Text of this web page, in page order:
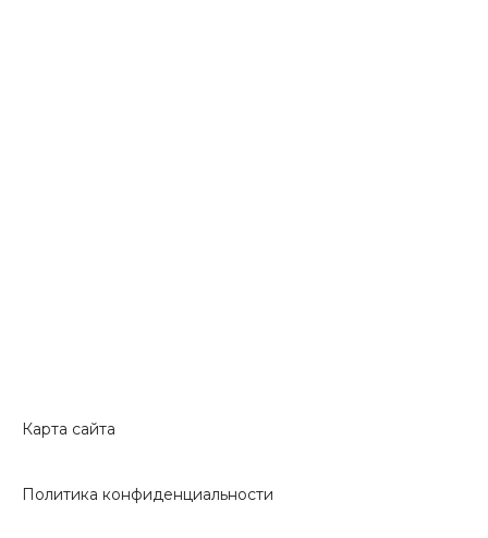
Карта сайта
Политика конфиденциальности